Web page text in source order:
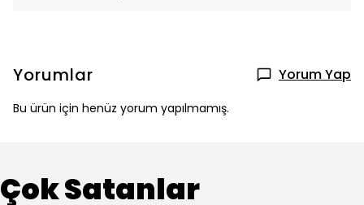
Yorumlar Yorum Yap
Bu ürün için henüz yorum yapılmamış.
Çok Satanlar